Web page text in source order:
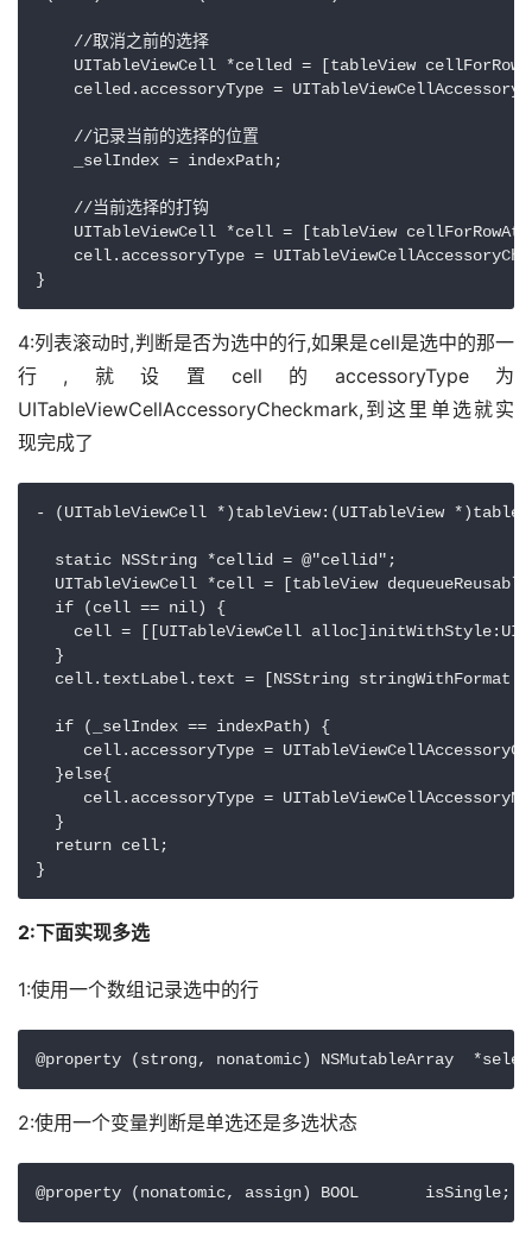
    //取消之前的选择
UITableViewCell *celled = [tableView
celled.accessoryType =
    //记录当前的选择的位置
    _selIndex = indexPath;
    //当前选择的打钩
UITableViewCell *cell = [tableView
cell.accessoryType =
4:列表滚动时,判断是否为选中的行,如果是cell是选中的那一
行,就设置cell的accessoryType为
UITableViewCellAccessoryCheckmark,到这里单选就实
现完成了
- (UITableViewCell *)tableView:(UITableView
  static NSString *cellid = @"cellid";
UITableViewCell *cell = [tableView
  if (cell == nil) {
cell = [[UITableViewCell
  }
cell.textLabel.text = [NSString
  if (_selIndex == indexPath) {
cell.accessoryType =
  }else{
cell.accessoryType =
  }
  return cell;
2:下面实现多选
1:使用一个数组记录选中的行
@property (strong, nonatomic) NSMutableArray
2:使用一个变量判断是单选还是多选状态
@property (nonatomic, assign) BOOL       isSingle;